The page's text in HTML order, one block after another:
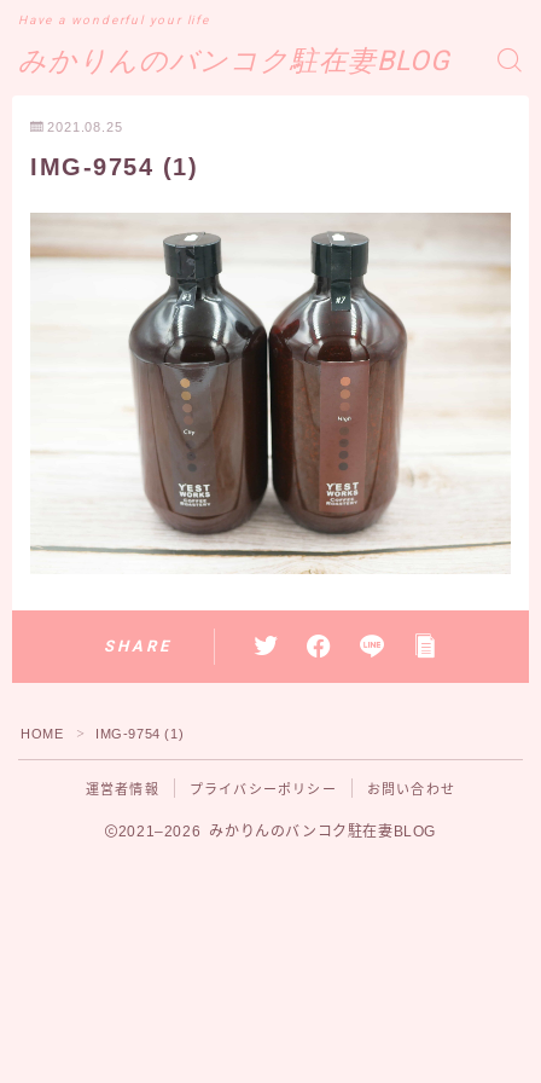
みかりんのバンコク駐在妻BLOG
Have a wonderful your life
2021.08.25
IMG-9754 (1)
SHARE
HOME ＞ IMG-9754 (1)
運営者情報 プライバシーポリシー お問い合わせ
2021–2026 みかりんのバンコク駐在妻BLOG